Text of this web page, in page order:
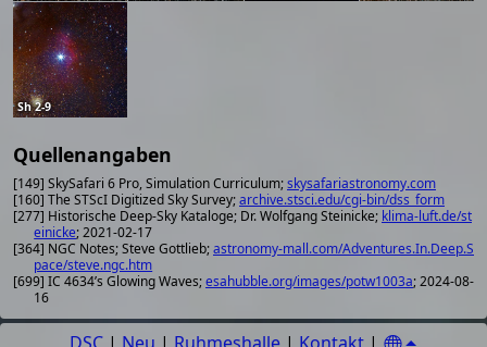
Sh 2-9
Quellenangaben
[149] SkySafari 6 Pro, Simulation Curriculum;skysafariastronomy.com
[160] The STScI Digitized Sky Survey;archive.stsci.edu/cgi-bin/dss_form
[277] Historische Deep-Sky Kataloge; Dr. Wolfgang Steinicke; klima-luft.de/st
einicke; 2021-02-17
[364] NGC Notes; Steve Gottlieb;astronomy-mall.com/Adventures.In.Deep.S
pace/steve.ngc.htm
[699] IC 4634’s Glowing Waves;esahubble.org/images/potw1003a; 2024-08-
16
DSC | Neu | Ruhmeshalle | Kontakt |